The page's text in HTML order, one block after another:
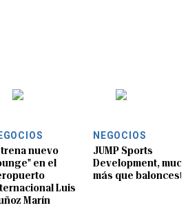
nuevo
en el
Luis
Marín
NEGOCIOS
JUMP Sports
Development,
más que